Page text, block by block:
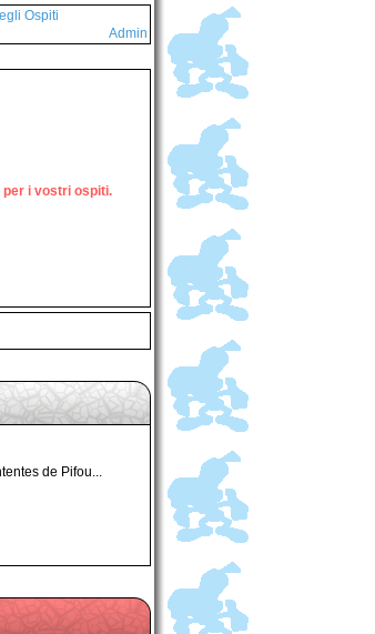
Ospiti
Admin
per i vostri ospiti.
de Pifou...